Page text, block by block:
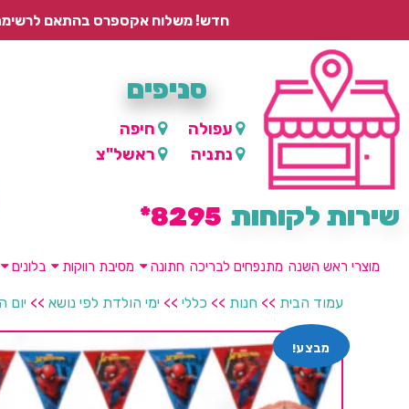
חדש! משלוח אקספרס בהתאם לרשימת היישובים – עד 2 ימי עסקים, ועד 4 ימי עסקים למוצרים
סניפים
עפולה
חיפה
נתניה
ראשל"צ
שירות לקוחות 8295*
מוצרי ראש השנה מתנפחים לבריכה חתונה מסיבת רווקות בלונים
עמוד הבית >> חנות >> כללי >> ימי הולדת לפי נושא >> יום
מבצע!